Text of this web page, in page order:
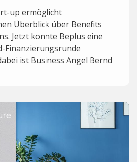
up ermöglicht
Überblick über Benefits
Jetzt konnte Beplus eine
Finanzierungsrunde
ist Business Angel Bernd